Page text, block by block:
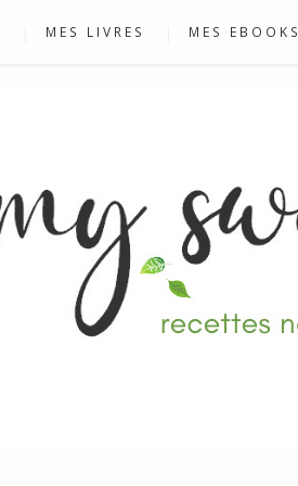
MES LIVRES MES EBOOKS